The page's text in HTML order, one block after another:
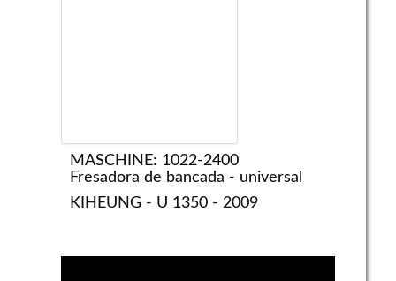
MASCHINE: 1022-2400
Fresadora de bancada - universal
KIHEUNG - U 1350 - 2009